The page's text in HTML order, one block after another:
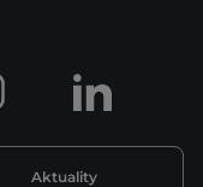
Aktuality
LinkedIn